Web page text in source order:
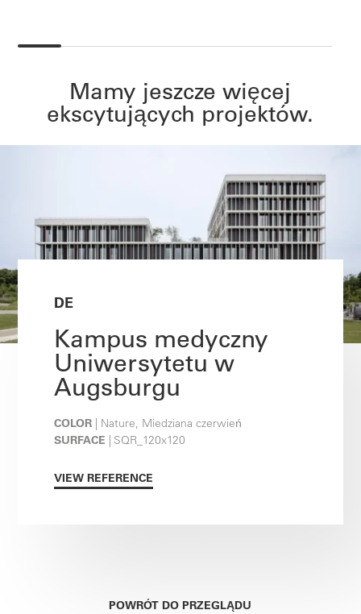
Mamy jeszcze więcej
ekscytujących projektów.
DE
Kampus medyczny
Uniwersytetu w
Augsburgu
COLOR | Nature, Miedziana czerwień
SURFACE | SQR_120x120
VIEW REFERENCE
POWRÓT DO PRZEGLĄDU